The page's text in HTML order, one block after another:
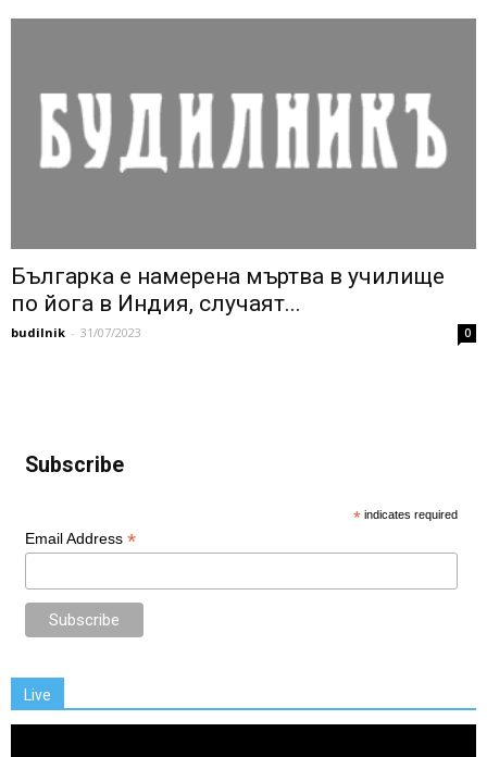
Българка е намерена мъртва в училище
по йога в Индия, случаят...
budilnik - 31/07/2023 0
Subscribe
* indicates required
Email Address *
Live